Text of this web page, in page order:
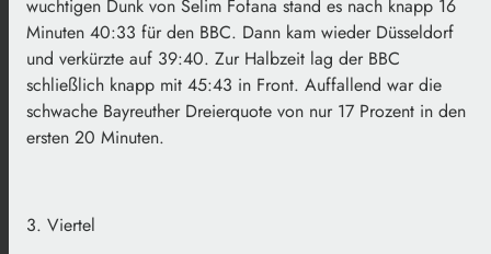
wuchtigen Dunk von Selim Fofana stand es nach knapp 16
Minuten 40:33 für den BBC. Dann kam wieder Düsseldorf
und verkürzte auf 39:40. Zur Halbzeit lag der BBC
schließlich knapp mit 45:43 in Front. Auffallend war die
schwache Bayreuther Dreierquote von nur 17 Prozent in den
ersten 20 Minuten.
3. Viertel